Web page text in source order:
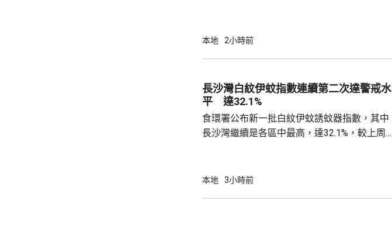
意下披露個人資料並造成指明傷害，被警方拘
警方回覆查詢時指，被捕女子今日更新保釋手
續時，拒絕繼續保釋候查，又說案件的刑事調
查仍在進行中，被捕人拒絕保釋候查，...
本地 2小時前
長沙灣白紋伊蚊指數連續第二次達警戒水
平 達32.1%
食環署公布新一批白紋伊蚊誘蚊器指數，其中
長沙灣繼續是各區中最高，達32.1%，較上周
布廣泛；其餘都低於20%，藍田及秀茂坪
本地 3小時前